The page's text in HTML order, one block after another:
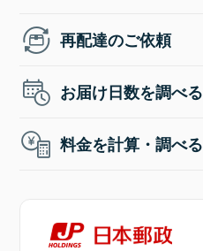
再配達のご依頼
お届け日数を調べる
料金を計算・調べる